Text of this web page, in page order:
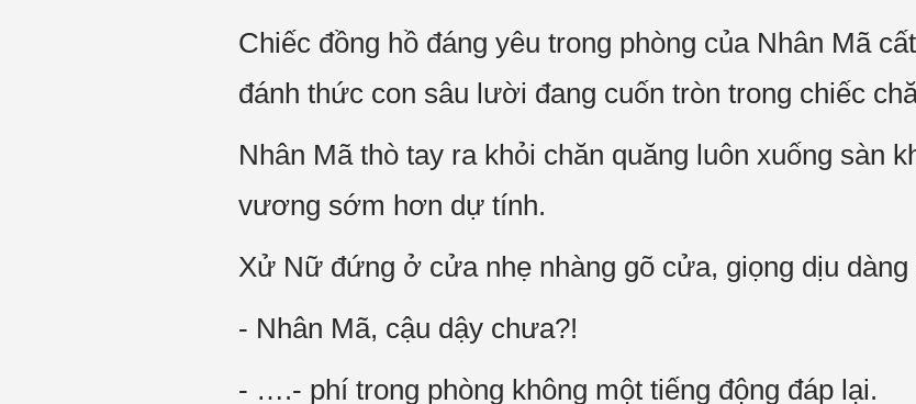
Chiếc đồng hồ đáng yêu trong phòng của Nhân Mã
đánh thức con sâu lười đang cuốn tròn trong chiếc
Nhân Mã thò tay ra khỏi chăn quăng luôn xuống sàn
vương sớm hơn dự tính.
Xử Nữ đứng ở cửa nhẹ nhàng gõ cửa, giọng dịu dàng
- Nhân Mã, cậu dậy chưa?!
- ….- phí trong phòng không một tiếng động đáp lại.